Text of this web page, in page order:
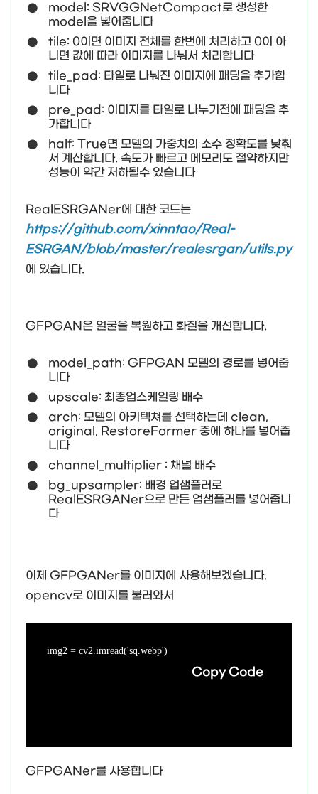
model: SRVGGNetCompact로 생성한
model을 넣어줍니다
tile: 0이면 이미지 전체를 한번에 처리하고 0이 아
니면 값에 따라 이미지를 나눠서 처리합니다
tile_pad: 타일로 나눠진 이미지에 패딩을 추가합
니다
pre_pad: 이미지를 타일로 나누기전에 패딩을 추
가합니다
half: True면 모델의 가중치의 소수 정확도를 낮춰
서 계산합니다. 속도가 빠르고 메모리도 절약하지만
성능이 약간 저하될수 있습니다
RealESRGANer에 대한 코드는
https://github.com/xinntao/Real-
ESRGAN/blob/master/realesrgan/utils.py
에 있습니다.
GFPGAN은 얼굴을 복원하고 화질을 개선합니다.
model_path: GFPGAN 모델의 경로를 넣어줍
니다
upscale: 최종업스케일링 배수
arch: 모델의 아키텍쳐를 선택하는데 clean,
original, RestoreFormer 중에 하나를 넣어줍
니다
channel_multiplier : 채널 배수
bg_upsampler: 배경 업샘플러로
RealESRGANer으로 만든 업샘플러를 넣어줍니
다
이제 GFPGANer를 이미지에 사용해보겠습니다.
opencv로 이미지를 불러와서
img2 = cv2.imread('sq.webp')
Copy Code
GFPGANer를 사용합니다